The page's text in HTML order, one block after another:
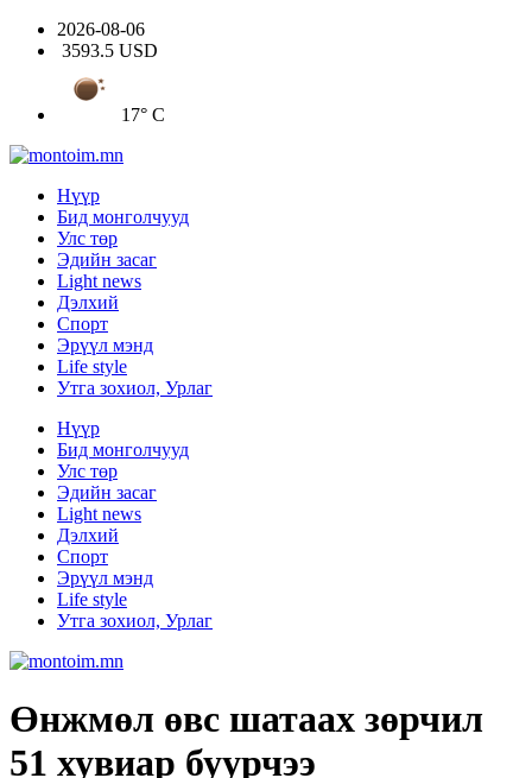
2026-08-06
3593.5 USD
17° C
Нүүр
Бид монголчууд
Улс төр
Эдийн засаг
Light news
Дэлхий
Спорт
Эрүүл мэнд
Life style
Утга зохиол, Урлаг
Нүүр
Бид монголчууд
Улс төр
Эдийн засаг
Light news
Дэлхий
Спорт
Эрүүл мэнд
Life style
Утга зохиол, Урлаг
Өнжмөл өвс шатаах зөрчил
51 хувиар буурчээ